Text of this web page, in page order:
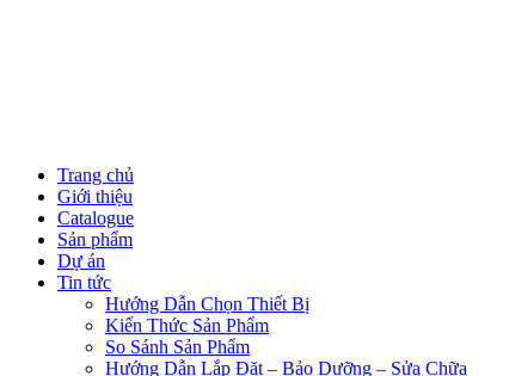
Trang chủ
Giới thiệu
Catalogue
Sản phẩm
Dự án
Tin tức
Hướng Dẫn Chọn Thiết Bị
Kiến Thức Sản Phẩm
So Sánh Sản Phẩm
Hướng Dẫn Lắp Đặt – Bảo Dưỡng – Sửa Chữa